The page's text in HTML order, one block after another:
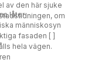
av den här sjuke
om
låter
människosyn
fasaden [ ]
hela vägen.